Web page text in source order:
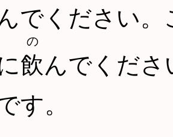
でください
飲
の
んでくだ
す。